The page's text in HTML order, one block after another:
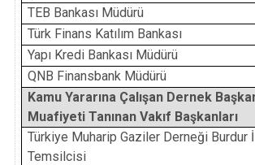
TEB Bankası Müdürü
Türk Finans Katılım Bankası
Yapı Kredi Bankası Müdürü
QNB Finansbank Müdürü
Kamu Yararına Çalışan Dernek
Muafiyeti Tanınan Vakıf Başkanları
Türkiye Muharip Gaziler Derneği Burdur
Temsilcisi